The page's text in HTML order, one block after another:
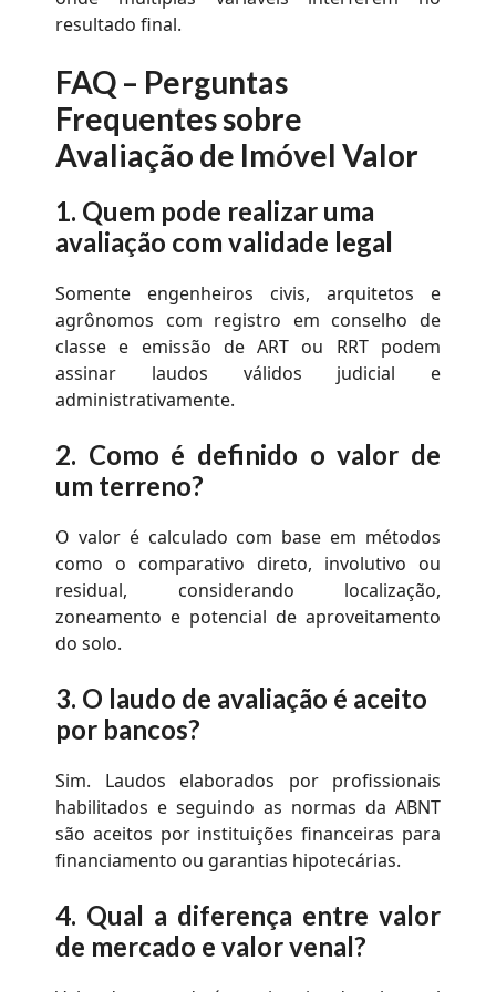
resultado final.
FAQ – Perguntas
Frequentes sobre
Avaliação de Imóvel Valor
1. Quem pode realizar uma
avaliação com validade legal
Somente engenheiros civis, arquitetos e
agrônomos com registro em conselho de
classe e emissão de ART ou RRT podem
assinar laudos válidos judicial e
administrativamente.
2. Como é definido o valor de
um terreno?
O valor é calculado com base em métodos
como o comparativo direto, involutivo ou
residual, considerando localização,
zoneamento e potencial de aproveitamento
do solo.
3. O laudo de avaliação é aceito
por bancos?
Sim. Laudos elaborados por profissionais
habilitados e seguindo as normas da ABNT
são aceitos por instituições financeiras para
financiamento ou garantias hipotecárias.
4. Qual a diferença entre valor
de mercado e valor venal?